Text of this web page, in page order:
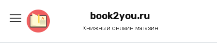
содержанию
book2you.ru
Книжный онлайн магазин